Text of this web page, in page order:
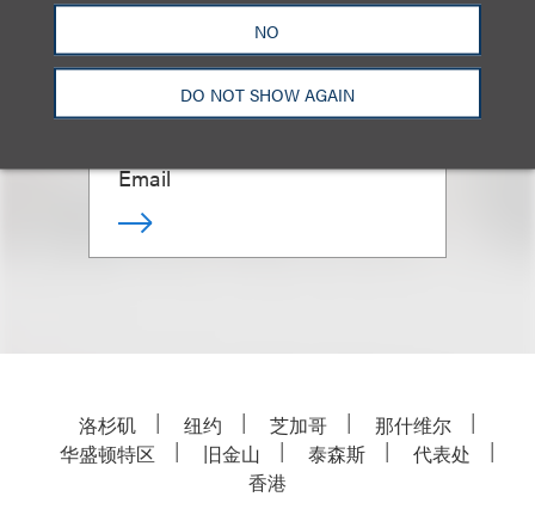
NO
DO NOT SHOW AGAIN
Tal Dickstein
合伙人
Email
洛杉矶 纽约 芝加哥
那什维尔
华盛顿特区
旧金山 泰森斯
代表处
香港